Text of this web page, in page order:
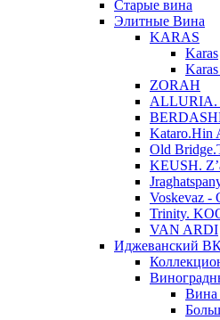
Старые вина
Элитные Вина
KARAS
Karas
ZORAH
ALLURIA.
Kataro.Hin
Old
KEUSH.
Voskevaz -
Trinity.
VAN ARDI
Иджеванский
Вина